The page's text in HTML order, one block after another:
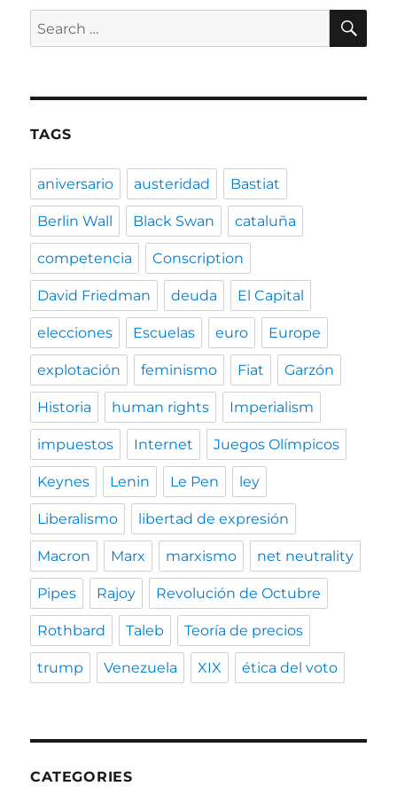
Search
for:
TAGS
aniversario austeridad Bastiat
Berlin Wall Black Swan cataluña
competencia Conscription
David Friedman deuda El Capital
elecciones Escuelas euro Europe
explotación feminismo Fiat Garzón
Historia human rights Imperialism
impuestos Internet Juegos Olímpicos
Keynes Lenin Le Pen ley
Liberalismo libertad de expresión
Macron Marx marxismo net neutrality
Pipes Rajoy Revolución de Octubre
Rothbard Taleb Teoría de precios
trump Venezuela XIX ética del voto
CATEGORIES